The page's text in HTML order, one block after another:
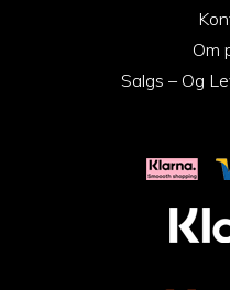
Om
Salgs – Og